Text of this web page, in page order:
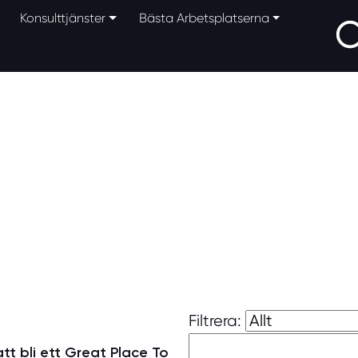
Konsulttjänster Bästa Arbetsplatserna
bli ett Great Place To
Filtrera: